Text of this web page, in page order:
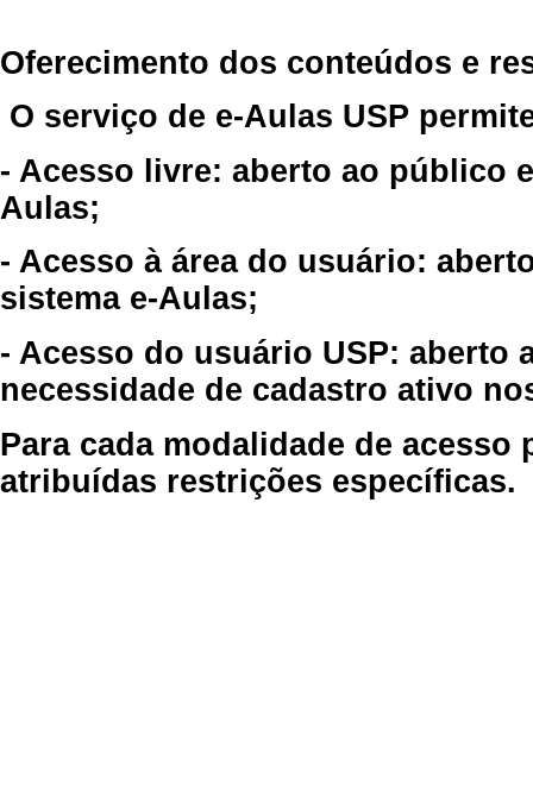
Oferecimento dos conteúdos e
O serviço de e-Aulas USP
- Acesso livre: aberto ao público
Aulas;
- Acesso à área do usuário:
sistema e-Aulas;
- Acesso do usuário USP: aberto
necessidade de cadastro ativo
Para cada modalidade de
atribuídas restrições específicas.